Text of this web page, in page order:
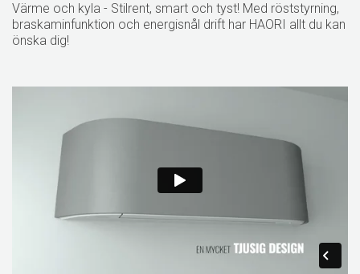
Värme och kyla - Stilrent, smart och tyst! Med röststyrning,
braskaminfunktion och energisnål drift har HAORI allt du kan
önska dig!